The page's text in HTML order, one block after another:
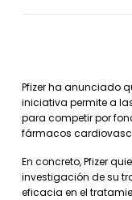
Pfizer ha anunciado
iniciativa permite a
para competir por
fármacos
En concreto, Pfizer
investigación de su
eficacia en el